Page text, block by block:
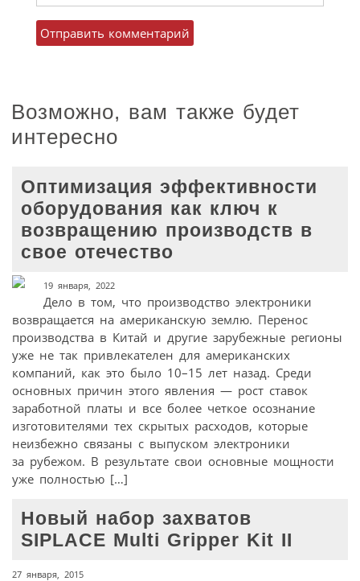
Возможно, вам также будет
интересно
Оптимизация эффективности
оборудования как ключ к
возвращению производств в
свое отечество
19 января, 2022
Дело в том, что производство электроники
возвращается на американскую землю. Перенос
производства в Китай и другие зарубежные регионы
уже не так привлекателен для американских
компаний, как это было 10–15 лет назад. Среди
основных причин этого явления — рост ставок
заработной платы и все более четкое осознание
изготовителями тех скрытых расходов, которые
неизбежно связаны с выпуском электроники
за рубежом. В результате свои основные мощности
уже полностью […]
Новый набор захватов
SIPLACE Multi Gripper Kit II
27 января, 2015